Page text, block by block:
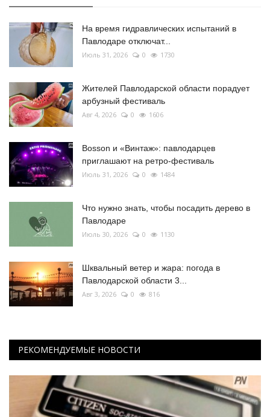
На время гидравлических испытаний в
Павлодаре отключат...
Июль 31, 2026 0 1730
Жителей Павлодарской области порадует
арбузный фестиваль
Авг 4, 2026 0 1606
Bosson и «Винтаж»: павлодарцев
приглашают на ретро-фестиваль
Июль 31, 2026 0 1484
Что нужно знать, чтобы посадить дерево в
Павлодаре
Июль 30, 2026 0 1130
Шквальный ветер и жара: погода в
Павлодарской области 3...
Авг 3, 2026 0 816
РЕКОМЕНДУЕМЫЕ НОВОСТИ